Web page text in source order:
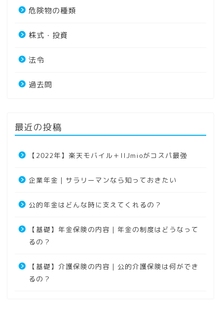
危険物の種類
株式・投資
法令
過去問
最近の投稿
【2022年】楽天モバイル＋IIJmioがコスパ最強
企業年金｜サラリーマンなら知っておきたい
公的年金はどんな時に支えてくれるの？
【基礎】年金保険の内容｜年金の制度はどうなって
るの？
【基礎】介護保険の内容｜公的介護保険は何ができ
るの？